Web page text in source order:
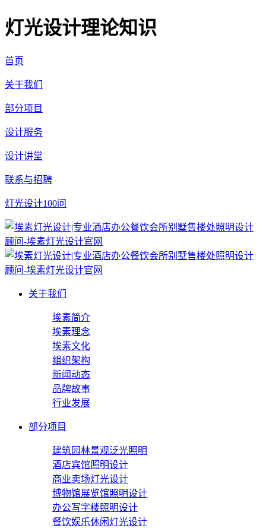
灯光设计理论知识
首页
关于我们
部分项目
设计服务
设计讲堂
联系与招聘
灯光设计100问
关于我们
埃素简介
埃素理念
埃素文化
组织架构
新闻动态
品牌故事
行业发展
部分项目
建筑园林景观泛光照明
酒店宾馆照明设计
商业卖场灯光设计
博物馆展览馆照明设计
办公写字楼照明设计
餐饮娱乐休闲灯光设计